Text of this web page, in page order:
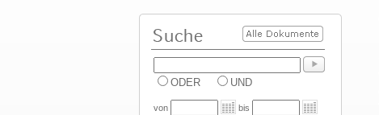
ODER UND
von bis